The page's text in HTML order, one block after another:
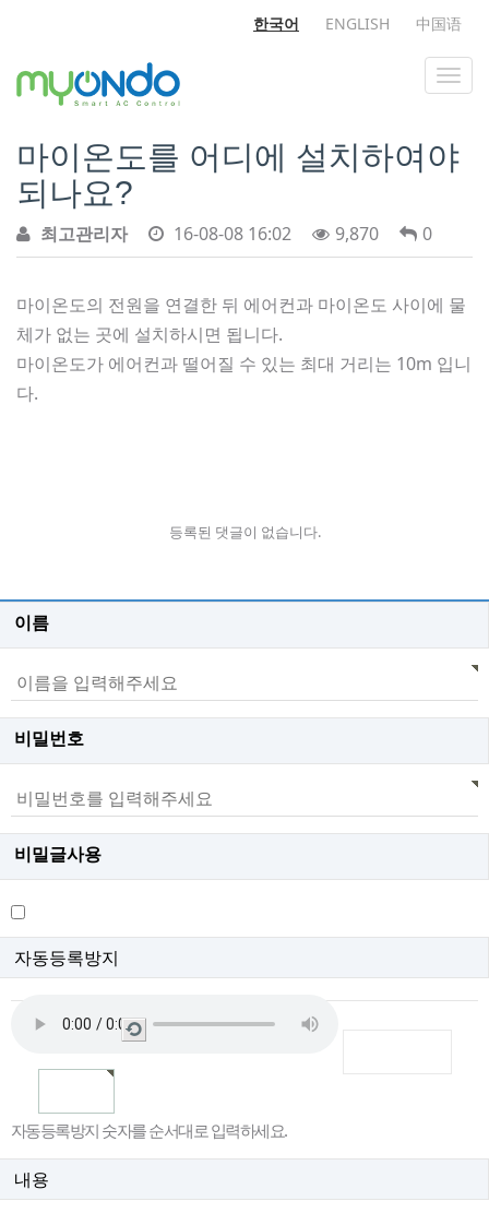
한국어 ENGLISH 中国语
마이온도를 어디에 설치하여야
되나요?
최고관리자 16-08-08 16:02 9,870 0
마이온도의 전원을 연결한 뒤 에어컨과 마이온도 사이에 물
체가 없는 곳에 설치하시면 됩니다.
마이온도가 에어컨과 떨어질 수 있는 최대 거리는 10m 입니
다.
등록된 댓글이 없습니다.
이름
비밀번호
비밀글사용
자동등록방지
새
자동등록방지 숫자를 순서대로 입력하세요.
내용